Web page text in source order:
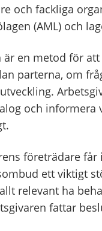
och fackliga
(AML) och
är en metod för
parterna, om
och informera
företrädare
ett viktigt
relevant ha
fattar